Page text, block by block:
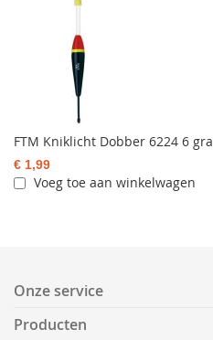
FTM Kniklicht Dobber 6224 6
€ 1,99
Voeg toe aan winkelwagen
Onze service
Producten